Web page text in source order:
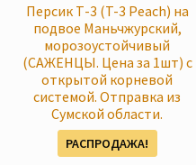
Персик Т-3 (T-3 Peach) на
подвое Маньчжурский,
морозоустойчивый
(САЖЕНЦЫ. Цена за 1шт) с
открытой корневой
системой. Отправка из
Сумской области.
РАСПРОДАЖА!